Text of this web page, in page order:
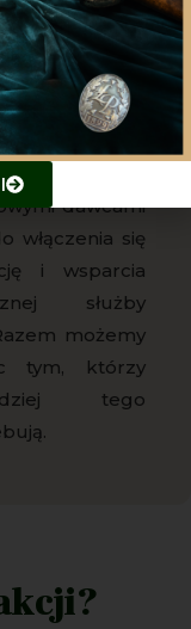
myśliwych
którzy
zostać
dawcami
włączenia się
i wsparcia
służby
możemy
tym, którzy
tego